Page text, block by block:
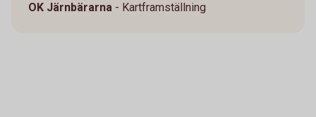
OK Järnbärarna - Kartframställning